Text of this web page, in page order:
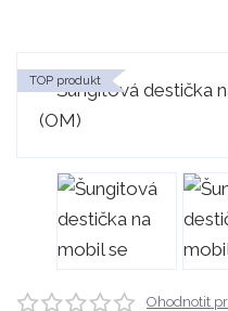
TOP produkt
Ohodnotit